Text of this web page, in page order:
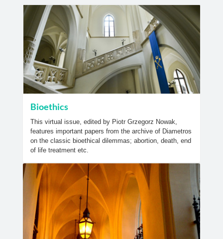
Bioethics
This virtual issue, edited by Piotr Grzegorz Nowak,
features important papers from the archive of Diametros
on the classic bioethical dilemmas; abortion, death, end
of life treatment etc.